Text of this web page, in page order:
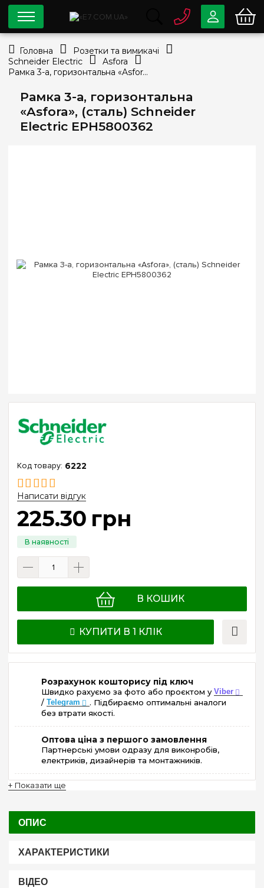
Рамка 3-а, горизонтальна
«Asfora», (сталь) Schneider
Electric EPH5800362
6222
Написати відгук
225.30 грн
В КОШИК
КУПИТИ В 1 КЛІК
Розрахунок кошторису під ключ
Швидко рахуємо за фото або проєктом у Viber
/ Telegram
. Підбираємо оптимальні аналоги
без втрати якості.
Оптова ціна з першого замовлення
Партнерські умови одразу для виконробів,
електриків, дизайнерів та монтажників.
+ Показати ще
ОПИС
ХАРАКТЕРИСТИКИ
ВІДЕО
0 80033-63-07
info@e7.com.ua
Viber Telegram
Головна
Розетки та вимикачі
Schneider Electric
Asfora
Рамка 3-а, горизонтальна «Asfora», (сталь) Schneider Electric EPH5800362